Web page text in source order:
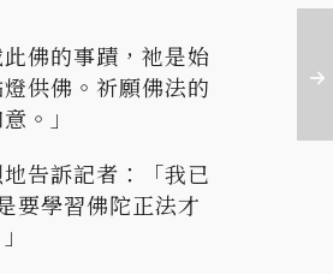
佛的事蹟，祂是始
供佛。祈願佛法的
。」
告訴記者：「我已
要學習佛陀正法才